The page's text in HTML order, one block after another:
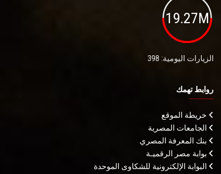
19.27M
الزيارات اليومية: 398
روابط تهمك
خريطة الموقع
الجامعات المصرية
بنك المعرفة المصري
بوابة مصر الرقميـة
البوابة الإلكترونية للشكاوى الموحدة